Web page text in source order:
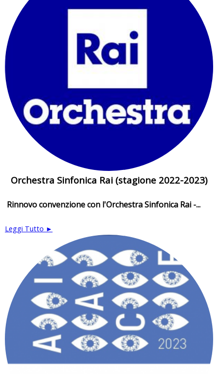
Orchestra Sinfonica Rai (stagione 2022-2023)
Rinnovo convenzione con l'Orchestra Sinfonica Rai -...
Leggi Tutto ►